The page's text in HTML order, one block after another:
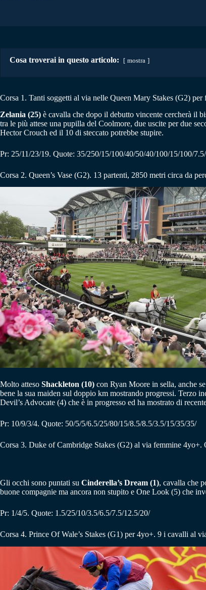
Cosa troverai in questo articolo: mostra
Corsa 1. Tanti soggetti al via nelle Queen Mary Stakes (G2)
Zelania (25) è cavalla che dopo il debutto vincente cercherà il
tra le più attese una pupilla del Coolmore, due uscite per due
Hector Crouch ed il 10 di steccato potrebbe stupire.
Pr: 25/11/23/19. Quote: 35/250/15/100/40/50/40/100/15/100/
Corsa 2. Queen’s Vase (G2). 13 partenti, 2850 metri circa da
Molto atteso Shackleton (10) con Ryan Moore in sella, anche
bene la sua maiden sul doppio km mostrando progressi. Terzo
Devil’s Advocate (4) che è in progresso ed ha mostrato di
Pr: 10/9/3/4. Quote: 50/5/5/6.5/25/80/15/8.5/8.5/3.5/15/35/35/
Corsa 3. Duke of Cambridge Stakes (G2) al via femmine 4yo+.
Gli occhi sono puntati su Cinderella’s Dream (1), cavalla che
buone compagnie ma ancora non stupito e One Look (5) che
Pr: 1/4/5. Quote: 1.5/25/10/3.5/6.5/7.5/12.5/20/
Corsa 4. Prince Of Wale’s Stakes (G1) per 4yo+. 9 i cavalli al